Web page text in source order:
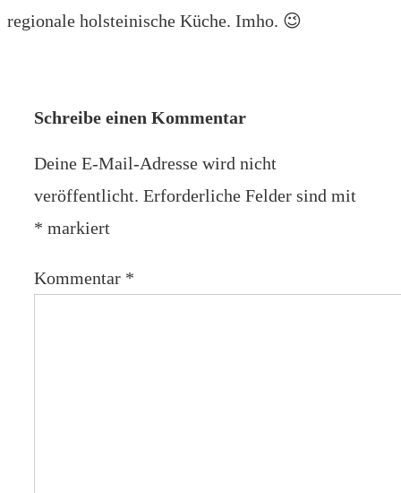
regionale holsteinische Küche. Imho. 😉
Schreibe einen Kommentar
Deine E-Mail-Adresse wird nicht
veröffentlicht. Erforderliche Felder sind mit
* markiert
Kommentar *